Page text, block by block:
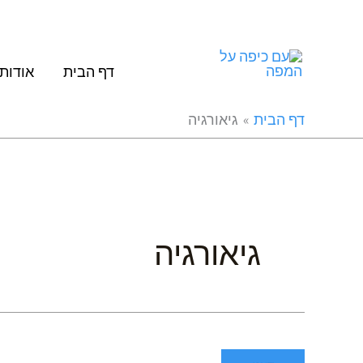
דף הבית
אודות
דף הבית גיאורגיה
גיאורגיה